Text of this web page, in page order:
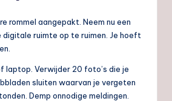
rommel aangepakt. Neem nu een
digitale ruimte op te ruimen. Je hoeft
laptop. Verwijder 20 foto’s die je
sluiten waarvan je vergeten
Demp onnodige meldingen.